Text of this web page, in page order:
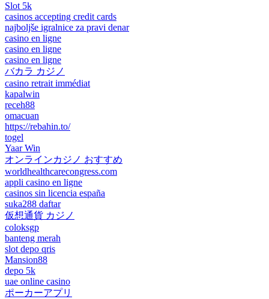
Slot 5k
casinos accepting credit cards
najboljše igralnice za pravi denar
casino en ligne
casino en ligne
casino en ligne
バカラ カジノ
casino retrait immédiat
kapalwin
receh88
omacuan
https://rebahin.to/
togel
Yaar Win
オンラインカジノ おすすめ
worldhealthcarecongress.com
appli casino en ligne
casinos sin licencia españa
suka288 daftar
仮想通貨 カジノ
coloksgp
banteng merah
slot depo qris
Mansion88
depo 5k
uae online casino
ポーカーアプリ